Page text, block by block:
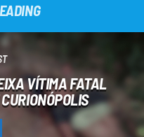
VÍTIMA FATAL